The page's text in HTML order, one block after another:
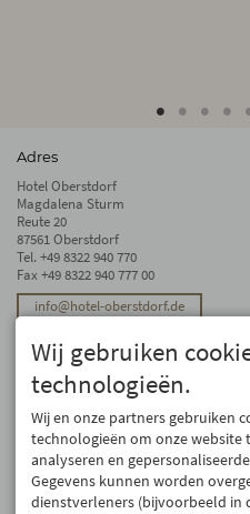
Adres
Hotel Oberstdorf
Magdalena Sturm
Reute 20
87561 Oberstdorf
Tel. +49 8322 940 770
Fax +49 8322 940 777 00
info@hotel-oberstdorf.de
Stay up to date
We will not forward your email address.
promise! You can unsubscribe at any time.
Register
Wij gebruiken
technologieën.
Wij en onze partners gebruiken
technologieën om onze website
analyseren en
Gegevens kunnen worden
dienstverleners (bijvoorbeeld in